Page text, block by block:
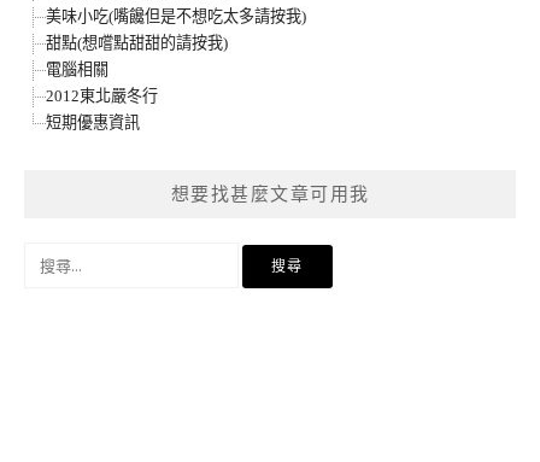
美味小吃(嘴饞但是不想吃太多請按我)
甜點(想嚐點甜甜的請按我)
電腦相關
2012東北嚴冬行
短期優惠資訊
想要找甚麼文章可用我